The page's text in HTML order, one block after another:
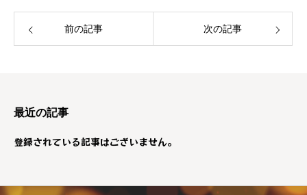
前の記事 次の記事
最近の記事
登録されている記事はございません。